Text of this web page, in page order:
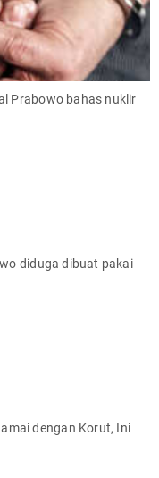
Prabowo bahas nuklir
diduga dibuat pakai
dengan Korut, Ini